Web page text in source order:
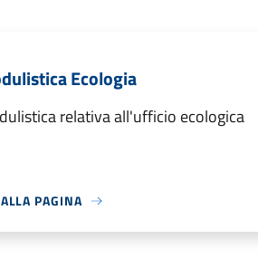
Ecologia
relativa all'ufficio ecologica
PAGINA